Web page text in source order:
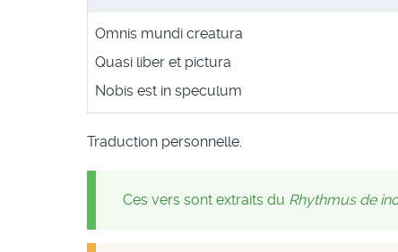
Omnis mundi creatura
Quasi liber et pictura
Nobis est in speculum
Traduction personnelle.
Ces vers sont extraits du Rhythmus de